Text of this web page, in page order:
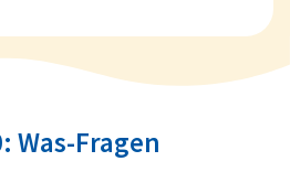
Was-Fragen